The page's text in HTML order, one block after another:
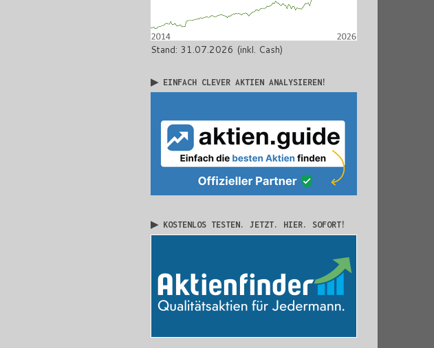
Stand: 31.07.2026 (inkl. Cash)
▶ EINFACH CLEVER AKTIEN ANALYSIEREN!
▶ KOSTENLOS TESTEN. JETZT. HIER. SOFORT!